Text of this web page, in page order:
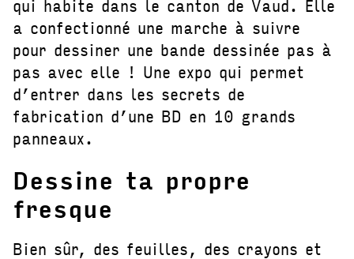
a confectionné une marche à suivre
pour dessiner une bande dessinée pas à
pas avec elle ! Une expo qui permet
d’entrer dans les secrets de
fabrication d’une BD en 10 grands
panneaux.
Dessine ta propre
fresque
Bien sûr, des feuilles, des crayons et